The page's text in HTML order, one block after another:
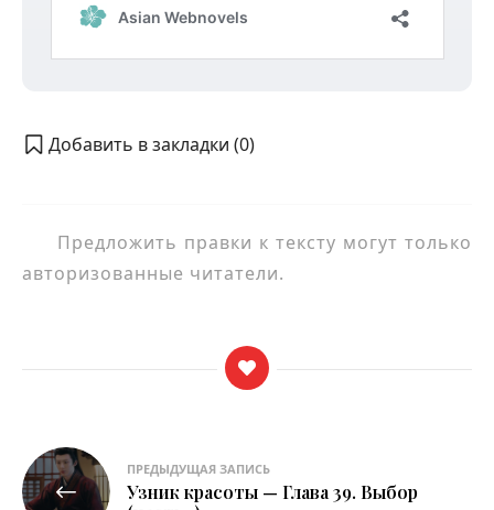
Добавить в закладки (0)
Предложить правки к тексту могут только
авторизованные читатели.
Навигация
по
ПРЕДЫДУЩАЯ ЗАПИСЬ
Узник красоты — Глава 39. Выбор